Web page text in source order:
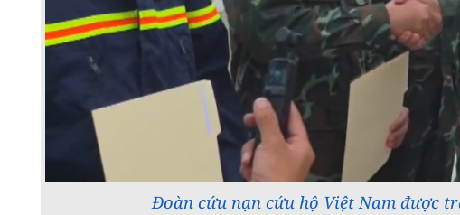
Đoàn cứu nạn cứu hộ Việt Nam được